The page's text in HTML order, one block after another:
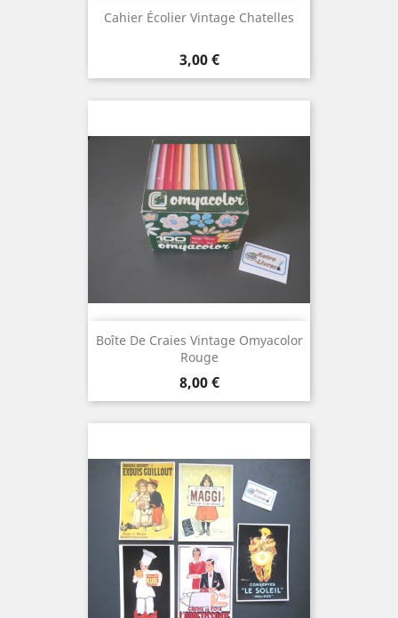
Cahier Écolier Vintage Chatelles
Prix
3,00 €
Boîte De Craies Vintage Omyacolor
Rouge
Prix
8,00 €